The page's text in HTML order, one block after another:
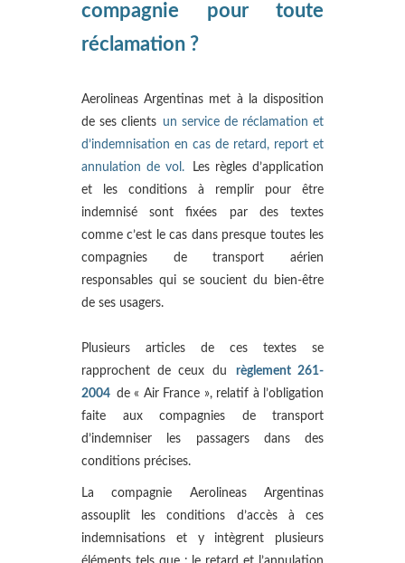
compagnie pour toute
réclamation ?
Aerolineas Argentinas met à la disposition
de ses clients un service de réclamation et
d’indemnisation en cas de retard, report et
annulation de vol.
Les règles d’application
et les conditions à remplir pour être
indemnisé sont fixées par des textes
comme c’est le cas dans presque toutes les
compagnies de transport aérien
responsables qui se soucient du bien-être
de ses usagers.
Plusieurs articles de ces textes se
rapprochent de ceux du
règlement 261-
2004 de « Air France », relatif à l’obligation
faite aux compagnies de transport
d’indemniser les passagers dans des
conditions précises.
La compagnie Aerolineas Argentinas
assouplit les conditions d’accès à ces
indemnisations et y intègrent plusieurs